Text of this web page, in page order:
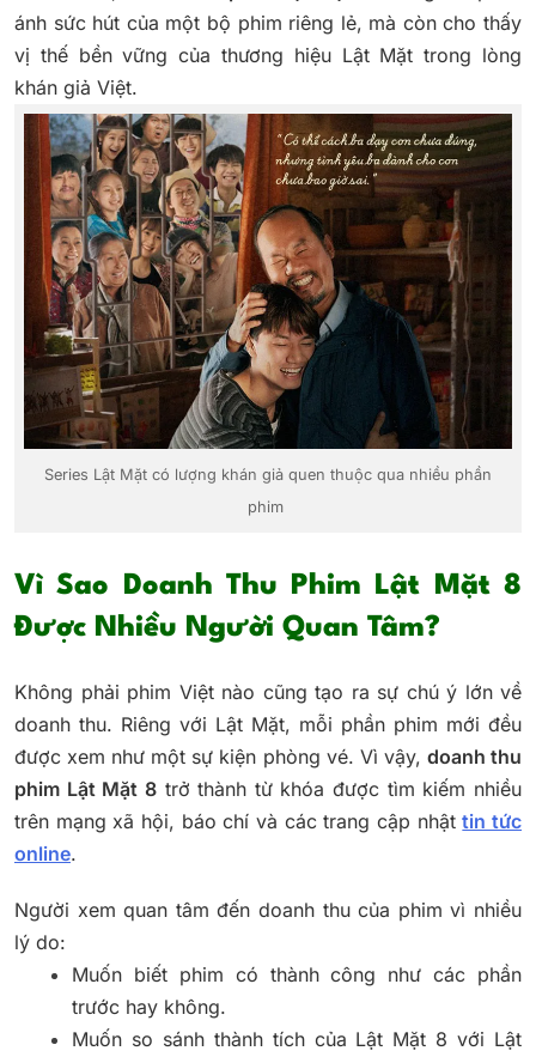
ánh sức hút của một bộ phim riêng lẻ, mà còn cho thấy
vị thế bền vững của thương hiệu Lật Mặt trong lòng
khán giả Việt.
Series Lật Mặt có lượng khán giả quen thuộc qua nhiều phần
phim
Vì Sao Doanh Thu Phim Lật Mặt 8
Được Nhiều Người Quan Tâm?
Không phải phim Việt nào cũng tạo ra sự chú ý lớn về
doanh thu. Riêng với Lật Mặt, mỗi phần phim mới đều
được xem như một sự kiện phòng vé. Vì vậy, doanh thu
phim Lật Mặt 8trở thành từ khóa được tìm kiếm nhiều
trên mạng xã hội, báo chí và các trang cập nhậttin tức
online.
Người xem quan tâm đến doanh thu của phim vì nhiều
lý do:
Muốn biết phim có thành công như các phần
trước hay không.
Muốn so sánh thành tích của Lật Mặt 8 với Lật